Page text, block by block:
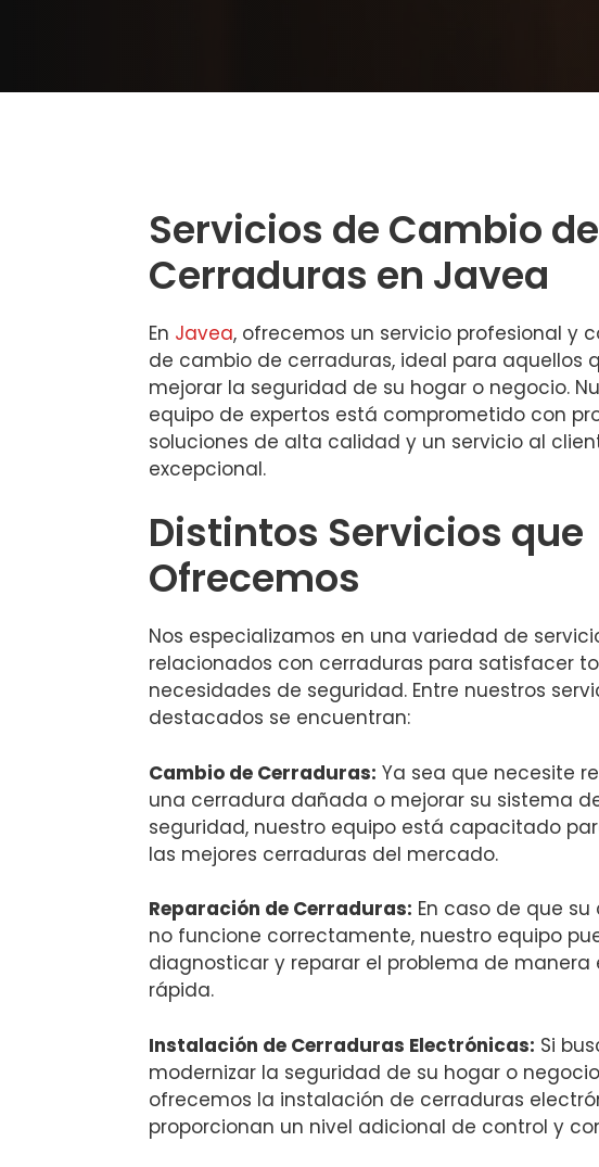
Servicios de Cambio de
Cerraduras en Javea
En Javea, ofrecemos un servicio profesional y
de cambio de cerraduras, ideal para aquellos
mejorar la seguridad de su hogar o negocio.
equipo de expertos está comprometido con
soluciones de alta calidad y un servicio al
excepcional.
Distintos Servicios que
Ofrecemos
Nos especializamos en una variedad de
relacionados con cerraduras para satisfacer
necesidades de seguridad. Entre nuestros
destacados se encuentran:
Cambio de Cerraduras: Ya sea que necesite
una cerradura dañada o mejorar su sistema
seguridad, nuestro equipo está capacitado
las mejores cerraduras del mercado.
Reparación de Cerraduras: En caso de que
no funcione correctamente, nuestro equipo
diagnosticar y reparar el problema de manera
rápida.
Instalación de Cerraduras Electrónicas: Si
modernizar la seguridad de su hogar o
ofrecemos la instalación de cerraduras
proporcionan un nivel adicional de control y